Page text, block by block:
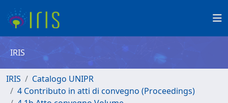
IRIS
IRIS
Catalogo UNIPR
4 Contributo in atti di convegno (Proceedings)